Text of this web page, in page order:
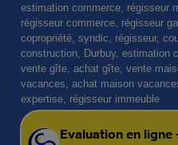
estimation commerce, régisseur
régisseur commerce, régisseur
copropriété, syndic, régisseur,
construction, Durbuy, estimation
vente gîte, achat gîte, vente
vacances, achat maison
expertise, régisseur immeuble